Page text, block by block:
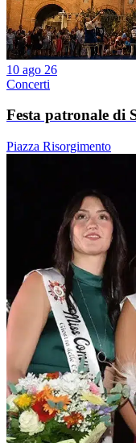
10 ago 26
Concerti
Festa patronale di
Piazza Risorgimento